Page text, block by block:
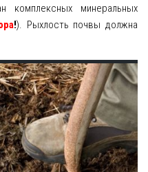
комплексных минеральных
!). Рыхлость почвы должна